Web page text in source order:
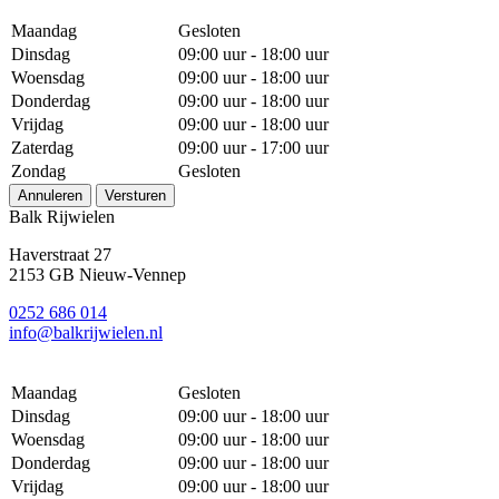
Maandag
Gesloten
Dinsdag
09:00 uur - 18:00 uur
Woensdag
09:00 uur - 18:00 uur
Donderdag
09:00 uur - 18:00 uur
Vrijdag
09:00 uur - 18:00 uur
Zaterdag
09:00 uur - 17:00 uur
Zondag
Gesloten
Annuleren Versturen
Balk Rijwielen
Haverstraat 27
2153 GB Nieuw-Vennep
0252 686 014
info@balkrijwielen.nl
Maandag
Gesloten
Dinsdag
09:00 uur - 18:00 uur
Woensdag
09:00 uur - 18:00 uur
Donderdag
09:00 uur - 18:00 uur
Vrijdag
09:00 uur - 18:00 uur